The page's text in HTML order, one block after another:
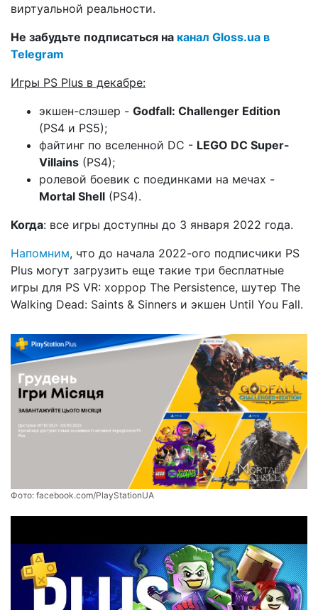
виртуальной реальности.
Не забудьте подписаться на канал Gloss.ua в
Telegram
Игры PS Plus в декабре:
экшен-слэшер - Godfall: Challenger Edition
(PS4 и PS5);
файтинг по вселенной DC - LEGO DC Super-
Villains (PS4);
ролевой боевик с поединками на мечах -
Mortal Shell (PS4).
Когда: все игры доступны до 3 января 2022 года.
Напомним, что до начала 2022-ого подписчики PS
Plus могут загрузить еще такие три бесплатные
игры для PS VR: хоррор The Persistence, шутер The
Walking Dead: Saints & Sinners и экшен Until You Fall.
Фото: facebook.com/PlayStationUA